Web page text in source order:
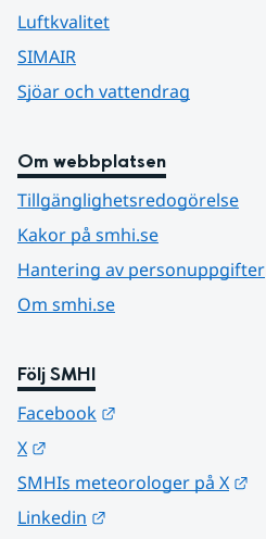
Luftkvalitet
SIMAIR
Sjöar och vattendrag
Om webbplatsen
Tillgänglighetsredogörelse
Kakor på smhi.se
Hantering av personuppgifter
Om smhi.se
Följ SMHI
Facebook
X
SMHIs meteorologer på X
Linkedin